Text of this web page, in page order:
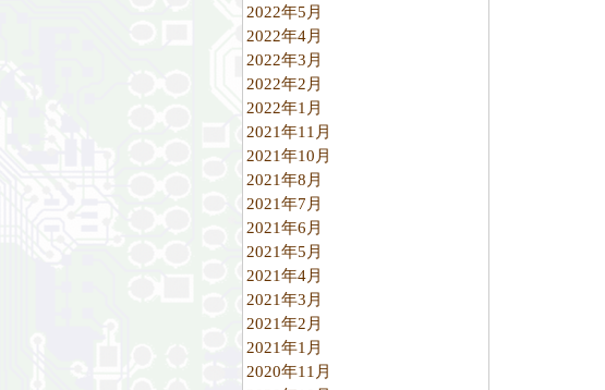
2022年5月
2022年4月
2022年3月
2022年2月
2022年1月
2021年11月
2021年10月
2021年8月
2021年7月
2021年6月
2021年5月
2021年4月
2021年3月
2021年2月
2021年1月
2020年11月